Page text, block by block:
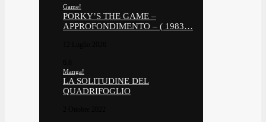
Game!
PORKY’S THE GAME –
APPROFONDIMENTO – ( 1983…
Manga!
LA SOLITUDINE DEL
QUADRIFOGLIO